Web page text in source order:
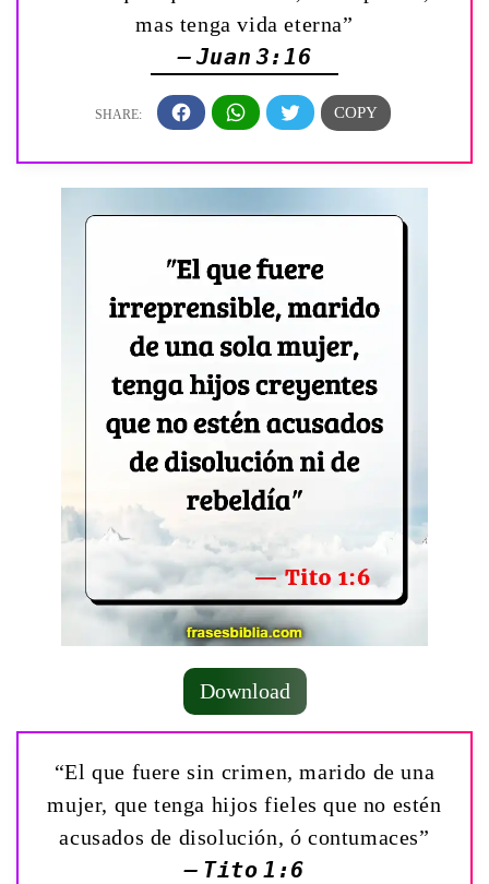
mas tenga vida eterna”
— Juan 3:16
Download
“El que fuere sin crimen, marido de una
mujer, que tenga hijos fieles que no estén
acusados de disolución, ó contumaces”
— Tito 1:6